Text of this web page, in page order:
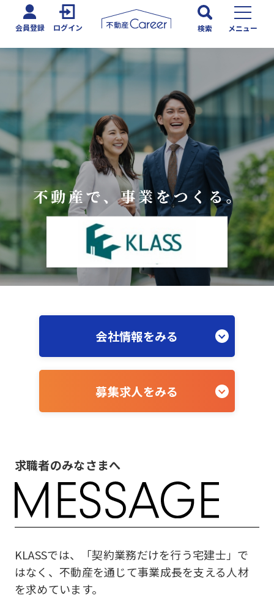
会員登録 ログイン 検索 メニュー
会社情報をみる
募集求人をみる
求職者のみなさまへ
KLASSでは、「契約業務だけを行う宅建士」で
はなく、不動産を通じて事業成長を支える人材
を求めています。